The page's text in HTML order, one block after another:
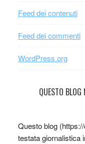
Feed dei contenuti
Feed dei commenti
WordPress.org
QUESTO
Questo blog
testata giornalistica